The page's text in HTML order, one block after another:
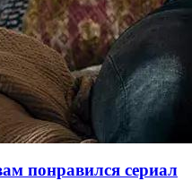
понравился сериал